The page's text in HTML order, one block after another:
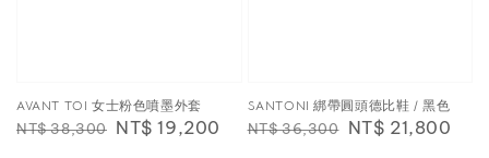
AVANT TOI 女士粉色噴墨外套
Regular
NT$ 38,300 Sale
NT$ 19,200
SANTONI 綁帶圓頭德比鞋 / 黑色
Regular
NT$ 36,300 Sale
NT$ 21,800